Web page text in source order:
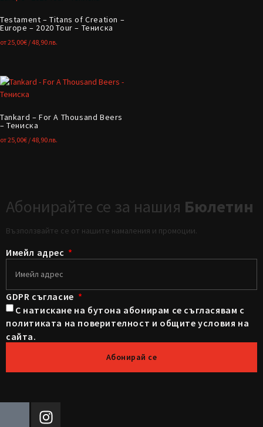
Testament – Titans of Creation –
Europe – 2020 Tour – Тениска
от25,00€ / 48,90 лв.
Tankard – For A Thousand Beers
– Тениска
от25,00€ / 48,90 лв.
Абонирайте се за нашия Бюлетин
Възползвайте се от нашите намаления и промоции.
Имейл адрес
GDPR съгласие
С натискане на бутона абонирам се съгласявам с
политиката на поверителност и общите условия на
сайта.
Абонирай се